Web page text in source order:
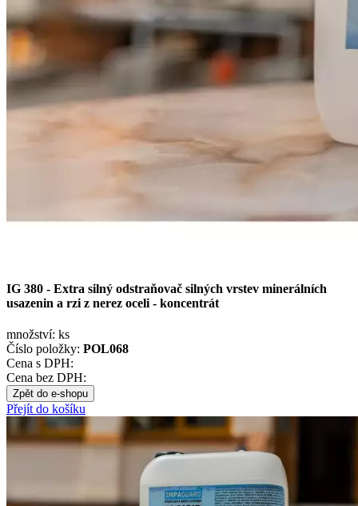
IG 380 - Extra silný odstraňovač silných vrstev minerálních
usazenin a rzi z nerez oceli - koncentrát
množství: ks
Číslo položky: POL068
Cena s DPH:
Cena bez DPH:
Zpět do e-shopu
Přejít do košíku